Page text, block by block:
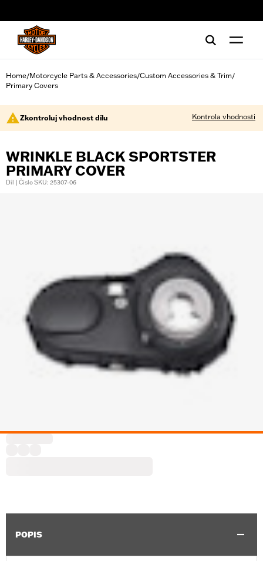
Home/Motorcycle Parts & Accessories/Custom Accessories & Trim/
Primary Covers
Zkontroluj vhodnost dílu Kontrola vhodnosti
WRINKLE BLACK SPORTSTER
PRIMARY COVER
Díl | Číslo SKU: 25307-06
POPIS